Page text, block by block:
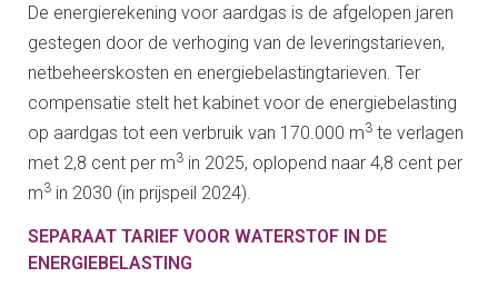
De energierekening voor aardgas is de afgelopen jaren
gestegen door de verhoging van de leveringstarieven,
netbeheerskosten en energiebelastingtarieven. Ter
compensatie stelt het kabinet voor de energiebelasting
op aardgas tot een verbruik van 170.000 m3 te verlagen
met 2,8 cent per m3 in 2025, oplopend naar 4,8 cent per
m3 in 2030 (in prijspeil 2024).
SEPARAAT TARIEF VOOR WATERSTOF IN DE
ENERGIEBELASTING